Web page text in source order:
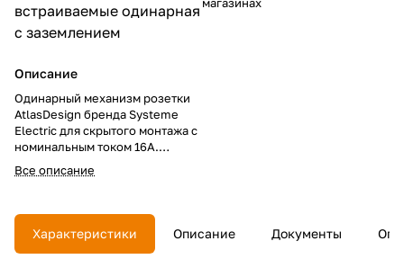
встраиваемые одинарная
с заземлением
Описание
Одинарный механизм розетки
AtlasDesign бренда Systeme
Electric для скрытого монтажа с
номинальным током 16А.
Модель без шторок подходит
для сетей 250 В и совместима с
Характеристики: способ
подключения — винтовые
клеммы, лицевые детали из
Все описание
Характеристики Описание Документы